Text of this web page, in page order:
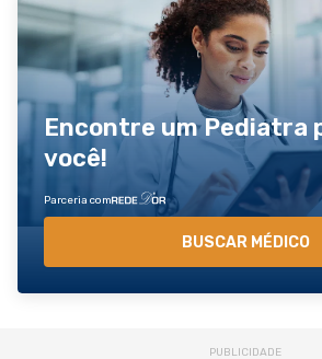
Encontre um Pediatra
você!
Parceria com
BUSCAR MÉDICO